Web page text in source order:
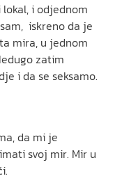
i odjednom
iskreno da je
mira, u jednom
zatim
i da se seksamo.
da mi je
svoj mir. Mir u